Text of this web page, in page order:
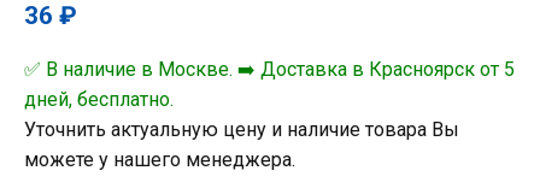
36 ₽
✅ В наличие в Москве. ➡️ Доставка в Красноярск от 5
дней, бесплатно.
Уточнить актуальную цену и наличие товара Вы
можете у нашего менеджера.